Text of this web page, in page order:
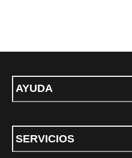
AYUDA
SERVICIOS